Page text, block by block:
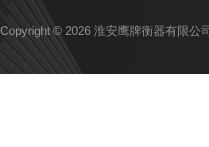
Copyright © 2026 淮安鹰牌衡器有限公